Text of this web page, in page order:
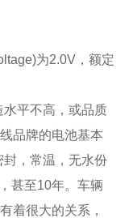
为2.0V，额定
平不高，或品质
品牌的电池基本
，常温，无水份
甚至10年。车辆
着很大的关系，